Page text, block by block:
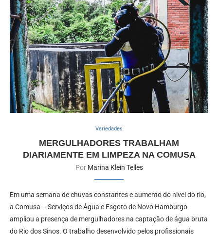
Variedades
MERGULHADORES TRABALHAM
DIARIAMENTE EM LIMPEZA NA COMUSA
Por Marina Klein Telles
Em uma semana de chuvas constantes e aumento do nível do rio,
a Comusa – Serviços de Água e Esgoto de Novo Hamburgo
ampliou a presença de mergulhadores na captação de água bruta
do Rio dos Sinos. O trabalho desenvolvido pelos profissionais